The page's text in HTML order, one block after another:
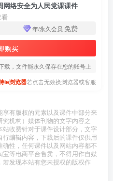
网络安全为人民党课课件
看
年/永久会员 免费
购买
载，文件能永久保存在您的账号上
ie浏览器若点击无效换浏览器或客服
有版权的元素以及课件中部分来
机构）媒体刊物的文字内容之
收费针对于课件设计部分，文字
编辑内容，下载后的课件仅供用
性，任何课件以及网站内容都不
等电商平台售卖，不得用作自媒
发现本站有您未授权的版权作